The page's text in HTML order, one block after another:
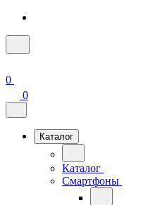
0
0
Каталог
Каталог
Смартфоны